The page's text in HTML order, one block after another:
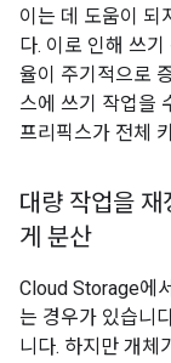
이는 데 도움이 되
다. 이로 인해 쓰
율이 주기적으로
스에 쓰기 작업을
프리픽스가 전체
대량 작업을
게 분산
Cloud Storage에
는 경우가 있습니
니다. 하지만 개체